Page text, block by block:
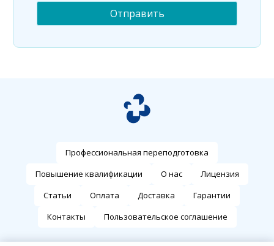
Профессиональная переподготовка
Повышение квалификации
О нас
Лицензия
Статьи
Оплата Доставка
Гарантии
Контакты
Пользовательское соглашение